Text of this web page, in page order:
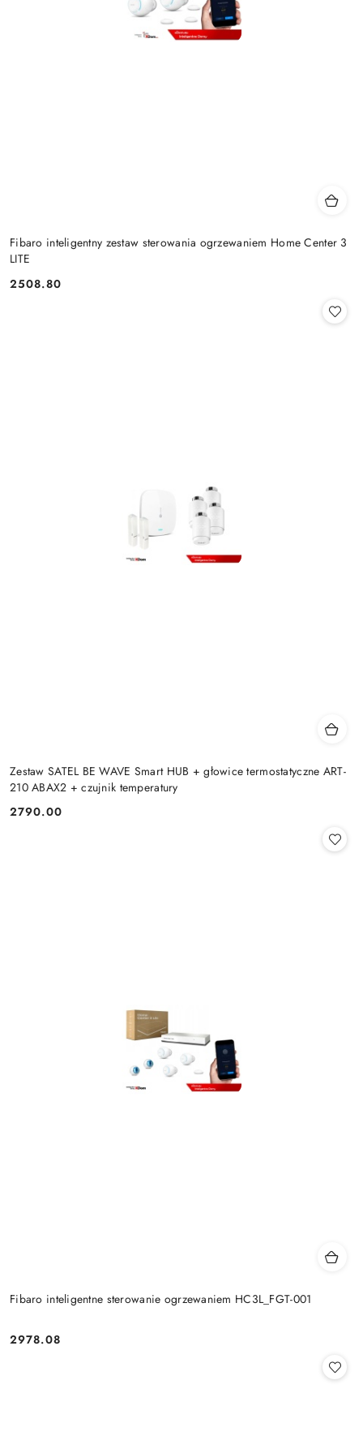
Fibaro inteligentny zestaw sterowania ogrzewaniem Home Center 3
LITE
Cena:
2508.80
Zestaw SATEL BE WAVE Smart HUB + głowice termostatyczne ART-
210 ABAX2 + czujnik temperatury
Cena:
2790.00
Fibaro inteligentne sterowanie ogrzewaniem HC3L_FGT-001
Cena:
2978.08